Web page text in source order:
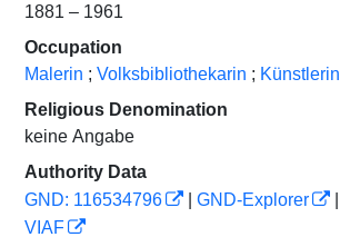
1881 – 1961
Occupation
Malerin ; Volksbibliothekarin ; Künstlerin
Religious Denomination
keine Angabe
Authority Data
GND: 116534796
GND-Explorer
VIAF